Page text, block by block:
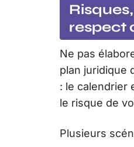
respect
Ne pas
plan juridique
: le calendrier
le risque de
Plusieurs